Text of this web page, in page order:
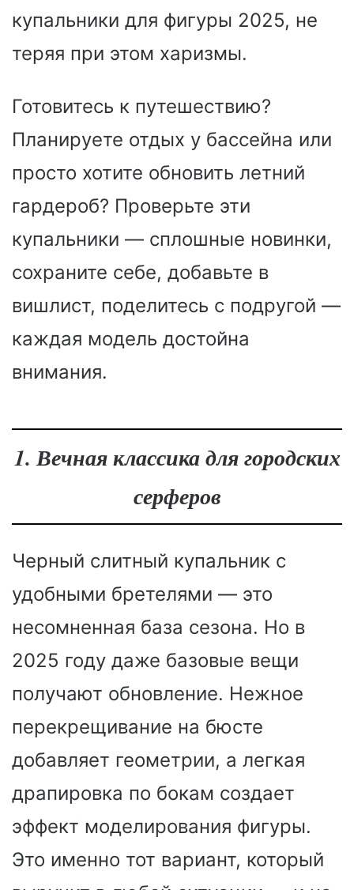
купальники для фигуры 2025, не
теряя при этом харизмы.
Готовитесь к путешествию?
Планируете отдых у бассейна или
просто хотите обновить летний
гардероб? Проверьте эти
купальники — сплошные новинки,
сохраните себе, добавьте в
вишлист, поделитесь с подругой —
каждая модель достойна
внимания.
1. Вечная классика для городских
серферов
Черный слитный купальник с
удобными бретелями — это
несомненная база сезона. Но в
2025 году даже базовые вещи
получают обновление. Нежное
перекрещивание на бюсте
добавляет геометрии, а легкая
драпировка по бокам создает
эффект моделирования фигуры.
Это именно тот вариант, который